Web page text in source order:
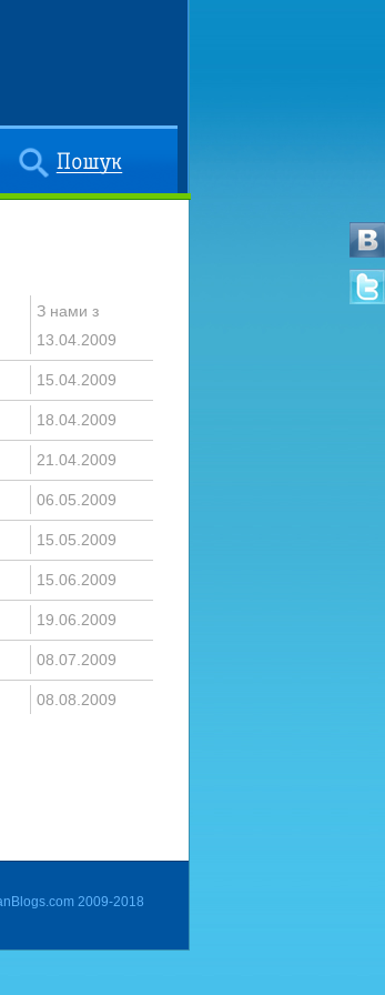
З нами з
13.04.2009
15.04.2009
18.04.2009
21.04.2009
06.05.2009
15.05.2009
15.06.2009
19.06.2009
08.07.2009
08.08.2009
2009-2018